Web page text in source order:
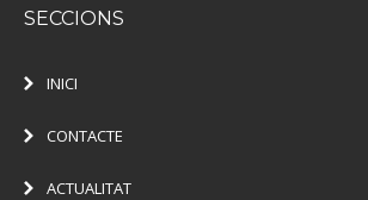
SECCIONS
INICI
CONTACTE
ACTUALITAT